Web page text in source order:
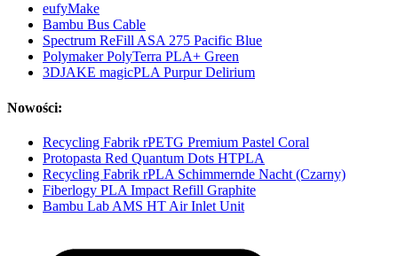
eufyMake
Bambu Bus Cable
Spectrum ReFill ASA 275 Pacific Blue
Polymaker PolyTerra PLA+ Green
3DJAKE magicPLA Purpur Delirium
Nowości:
Recycling Fabrik rPETG Premium Pastel Coral
Protopasta Red Quantum Dots HTPLA
Recycling Fabrik rPLA Schimmernde Nacht (Czarny)
Fiberlogy PLA Impact Refill Graphite
Bambu Lab AMS HT Air Inlet Unit